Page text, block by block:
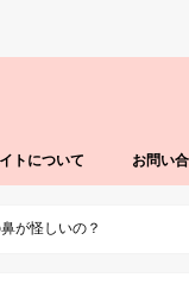
トについて お問い
が怪しいの？